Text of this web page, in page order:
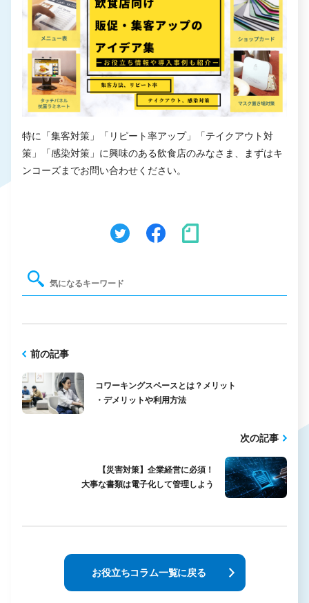
特に「集客対策」「リピート率アップ」「テイクアウト対
策」「感染対策」に興味のある飲食店のみなさま、まずはキ
ンコーズまでお問い合わせください。
前の記事
コワーキングスペースとは？メリット
・デメリットや利用方法
次の記事
【災害対策】企業経営に必須！
大事な書類は電子化して管理しよう
お役立ちコラム一覧に戻る